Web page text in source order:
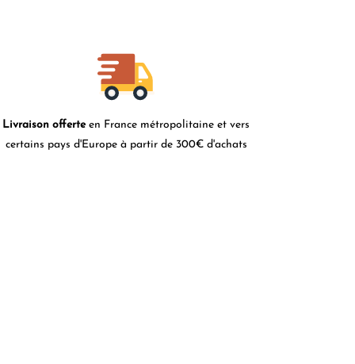
Livraison offerteen France métropolitaine et vers
certains pays d'Europe à partir de 300€ d'achats